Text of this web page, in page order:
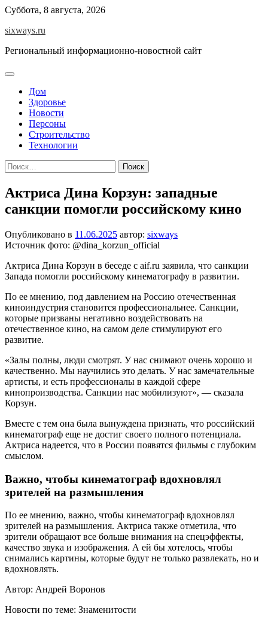
Перейти
содержимому
Суббота, 8 августа, 2026
sixways.ru
Региональный информационно-новостной сайт
Дом
Здоровье
Новости
Персоны
Строительство
Технологии
Найти:
Актриса Дина Корзун: западные
санкции помогли российскому кино
Опубликовано в 11.06.2025 автор: sixways
Источник фото: @dina_korzun_official
Актриса Дина Корзун в беседе с aif.ru заявила, что санкции
Запада помогли российскому кинематографу в развитии.
По ее мнению, под давлением на Россию отечественная
киноиндустрия становится профессиональнее. Санкции,
которые призваны негативно воздействовать на
отечественное кино, на самом деле стимулируют его
развитие.
«Залы полны, люди смотрят. У нас снимают очень хорошо и
качественно. Мы научились это делать. У нас замечательные
артисты, и есть профессионалы в каждой сфере
кинопроизводства. Санкции нас мобилизуют», — сказала
Корзун.
Вместе с тем она была вынуждена признать, что российский
кинематограф еще не достиг своего полного потенциала.
Актриса надеется, что в России появятся фильмы с глубоким
смыслом.
Важно, чтобы кинематограф вдохновлял
зрителей на размышления
По ее мнению, важно, чтобы кинематограф вдохновлял
зрителей на размышления. Актриса также отметила, что
зрители обращают все больше внимания на спецэффекты,
качество звука и изображения. А ей бы хотелось, чтобы
снимались картины, которые будут не только развлекать, но и
вдохновлять.
Автор: Андрей Воронов
Новости по теме: Знаменитости